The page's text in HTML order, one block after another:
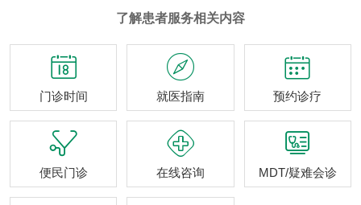
了解患者服务相关内容

门诊时间

就医指南

预约诊疗

便民门诊

在线咨询

MDT/疑难会诊